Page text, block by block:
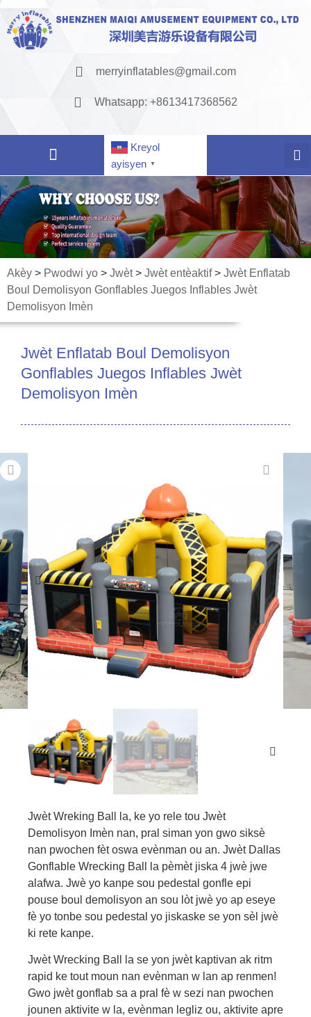
merryinflatables@gmail.com
Whatsapp: +8613417368562
Kreyol
ayisyen
▼
Akèy > Pwodwi yo > Jwèt> Jwèt entèaktif> Jwèt Enflatab
Boul Demolisyon Gonflables Juegos Inflables Jwèt
Demolisyon Imèn
Jwèt Enflatab Boul Demolisyon
Gonflables Juegos Inflables Jwèt
Demolisyon Imèn
Jwèt Wreking Ball la, ke yo rele tou Jwèt
Demolisyon Imèn nan, pral siman yon gwo siksè
nan pwochen fèt oswa evènman ou an. Jwèt Dallas
Gonflable Wrecking Ball la pèmèt jiska 4 jwè jwe
alafwa. Jwè yo kanpe sou pedestal gonfle epi
pouse boul demolisyon an sou lòt jwè yo ap eseye
fè yo tonbe sou pedestal yo jiskaske se yon sèl jwè
ki rete kanpe.
Jwèt Wrecking Ball la se yon jwèt kaptivan ak ritm
rapid ke tout moun nan evènman w lan ap renmen!
Gwo jwèt gonflab sa a pral fè w sezi nan pwochen
jounen aktivite w la, evènman legliz ou, aktivite apre